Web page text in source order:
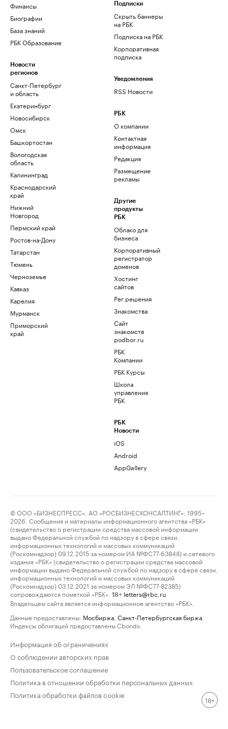
Финансы
Биографии
База знаний
РБК Образование
Новости
регионов
Санкт-Петербург
и область
Екатеринбург
Новосибирск
Омск
Башкортостан
Вологодская
область
Калининград
Краснодарский
край
Нижний
Новгород
Пермский край
Ростов-на-Дону
Татарстан
Тюмень
Черноземье
Кавказ
Карелия
Мурманск
Приморский
край
Подписки
Скрыть баннеры
на РБК
Подписка на РБК
Корпоративная
подписка
Уведомления
RSS Новости
РБК
О компании
Контактная
информация
Редакция
Размещение
рекламы
Другие
продукты
РБК
Облако для
бизнеса
Корпоративный
регистратор
доменов
Хостинг
сайтов
Рег.решения
Знакомства
Сайт
знакомств
podbor.ru
РБК
Компании
РБК Курсы
Школа
управления
РБК
РБК
Новости
iOS
Android
AppGallery
© ООО «БИЗНЕСПРЕСС», АО «РОСБИЗНЕСКОНСАЛТИНГ», 1995–
2026. Сообщения и материалы информационного агентства «РБК»
(свидетельство о регистрации средства массовой информации
выдано Федеральной службой по надзору в сфере связи,
информационных технологий и массовых коммуникаций
(Роскомнадзор) 09.12.2015 за номером ИА №ФС77-63848) и сетевого
издания «РБК» (свидетельство о регистрации средства массовой
информации выдано Федеральной службой по надзору в сфере связи,
информационных технологий и массовых коммуникаций
(Роскомнадзор) 03.12.2021 за номером ЭЛ №ФС77-82385)
сопровождаются пометкой «РБК».
18+ letters@rbc.ru
Владельцем сайта является информационное агентство «РБК».
Данные предоставлены: Мосбиржа Санкт-Петербургская биржа
Индексы облигаций предоставлены Cbonds.
Информация об ограничениях
О соблюдении авторских прав
Пользовательское соглашение
Политика в отношении обработки персональных данных
Политика обработки файлов cookie
18+